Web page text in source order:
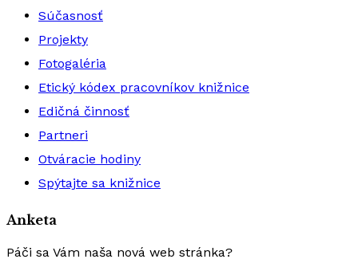
Súčasnosť
Projekty
Fotogaléria
Etický kódex pracovníkov knižnice
Edičná činnosť
Partneri
Otváracie hodiny
Spýtajte sa knižnice
Anketa
Páči sa Vám naša nová web stránka?